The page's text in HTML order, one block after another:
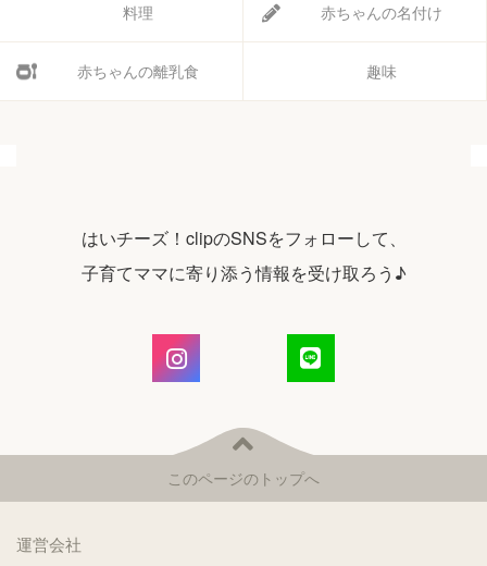
料理 赤ちゃんの名付け
赤ちゃんの離乳食 趣味
はいチーズ！clipのSNSをフォローして、
子育てママに寄り添う情報を受け取ろう♪
このページのトップへ
運営会社